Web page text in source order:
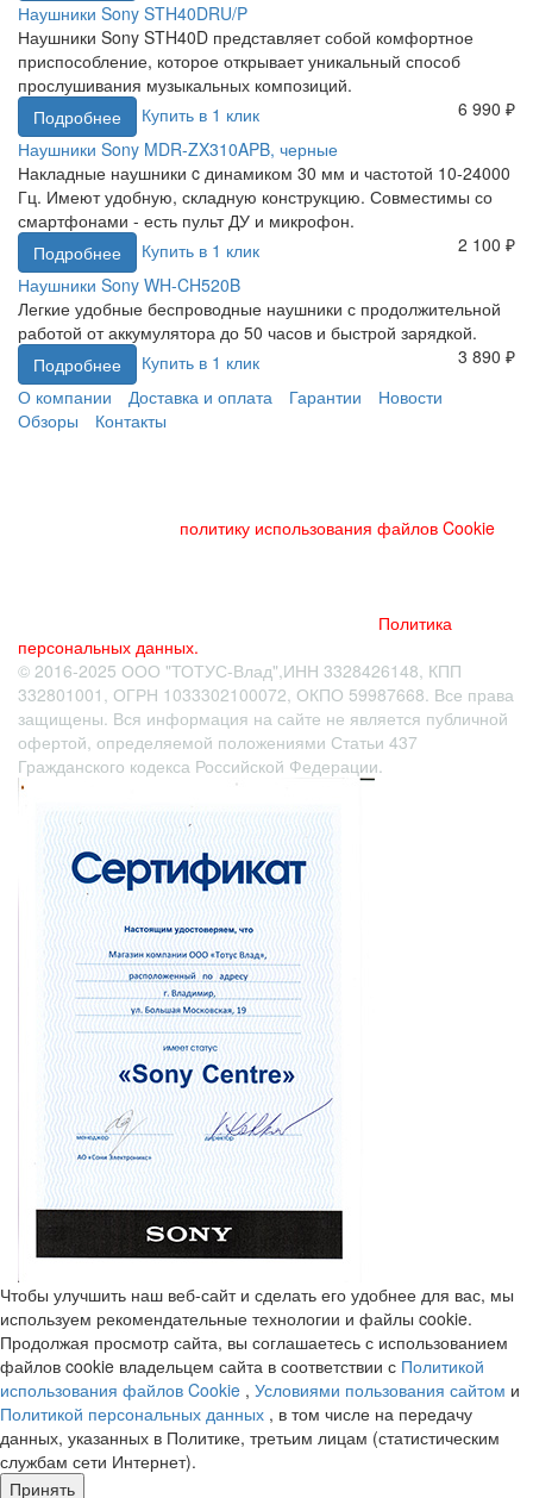
Наушники Sony STH40DRU/P
Наушники Sony STH40D представляет собой комфортное
приспособление, которое открывает уникальный способ
прослушивания музыкальных композиций.
6 990 ₽
Подробнее
Купить в 1 клик
Наушники Sony MDR-ZX310APB, черные
Накладные наушники c динамиком 30 мм и частотой 10-24000
Гц. Имеют удобную, складную конструкцию. Совместимы со
смартфонами - есть пульт ДУ и микрофон.
2 100 ₽
Подробнее
Купить в 1 клик
Наушники Sony WH-CH520B
Легкие удобные беспроводные наушники с продолжительной
работой от аккумулятора до 50 часов и быстрой зарядкой.
3 890 ₽
Подробнее
Купить в 1 клик
О компании
Доставка и оплата Гарантии
Новости
Обзоры
Контакты
политику использования файлов Cookie
Политика
персональных данных.
© 2016-2025 ООО "ТОТУС-Влад",ИНН 3328426148, КПП
332801001, ОГРН 1033302100072, ОКПО 59987668. Все права
защищены. Вся информация на сайте не является публичной
офертой, определяемой положениями Статьи 437
Гражданского кодекса Российской Федерации.
Чтобы улучшить наш веб-сайт и сделать его удобнее для вас, мы
используем рекомендательные технологии и файлы cookie.
Продолжая просмотр сайта, вы соглашаетесь с использованием
файлов cookie владельцем сайта в соответствии с Политикой
использования файлов Cookie , Условиями пользования сайтом и
Политикой персональных данных , в том числе на передачу
данных, указанных в Политике, третьим лицам (статистическим
службам сети Интернет).
Принять